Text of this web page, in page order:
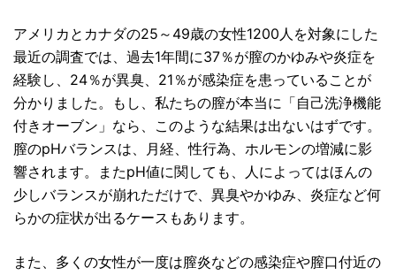
アメリカとカナダの25～49歳の女性1200人を対象にした
最近の調査では、過去1年間に37％が膣のかゆみや炎症を
経験し、24％が異臭、21％が感染症を患っていることが
分かりました。もし、私たちの膣が本当に「自己洗浄機能
付きオーブン」なら、このような結果は出ないはずです。
膣のpHバランスは、月経、性行為、ホルモンの増減に影
響されます。またpH値に関しても、人によってはほんの
少しバランスが崩れただけで、異臭やかゆみ、炎症など何
らかの症状が出るケースもあります。
また、多くの女性が一度は膣炎などの感染症や膣口付近の